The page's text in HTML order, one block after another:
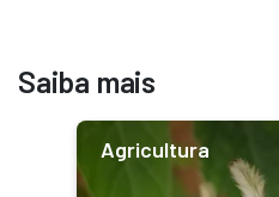
Saiba mais
Agricultura